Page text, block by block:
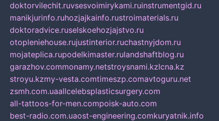
doktorvilechit.ruvsesvoimirykami.ruinstrumentgid.ru
manikjurinfo.ruhozjajkainfo.rustroimaterials.ru
doktoradvice.ruselskoehozjajstvo.ru
otopleniehouse.rujustinterior.ruchastnyjdom.ru
mojateplica.rupodelkimaster.rulandshaftblog.ru
garazhov.commonamy.netstroysnami.kzlcna.kz
stroyu.kzmy-vesta.comtimeszp.comavtoguru.net
zsmh.com.uaallcelebsplasticsurgery.com
all-tattoos-for-men.compoisk-auto.com
best-radio.com.uaost-engineering.comkuryatnik.info